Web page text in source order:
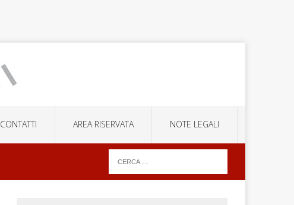
CONTATTI AREA RISERVATA NOTE LEGALI